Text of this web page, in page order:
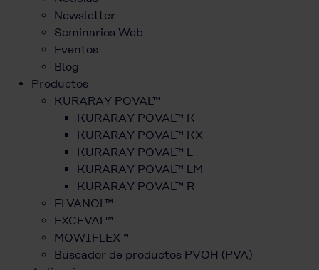
Newsletter
Seminarios Web
Eventos
Blog
Productos
KURARAY POVAL™
KURARAY POVAL™ K
KURARAY POVAL™ KX
KURARAY POVAL™ L
KURARAY POVAL™ LM
KURARAY POVAL™ R
ELVANOL™
EXCEVAL™
MOWIFLEX™
Buscador de productos PVOH (PVA)